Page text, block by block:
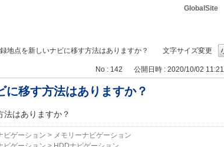
GlobalSite
文字サイズ変更
地点を新しいナビに移す方法はありますか？
No : 142 公開日時 : 2020/10/02 11:21
に移す方法はありますか？
法はありますか？
ビゲーション > メモリーナビゲーション